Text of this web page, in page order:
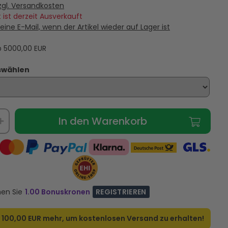
Duftprobe - 2 ml
Versandkosten
ist derzeit Ausverkauft
E-Mail, wenn der Artikel wieder auf Lager ist
5000,00 EUR
In den Warenkorb
Sie 1.00 Bonuskronen REGISTRIEREN
100,00 EUR mehr, um kostenlosen Versand zu erhalten!